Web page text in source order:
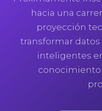
hacia una
proyección
transformar
inteligentes